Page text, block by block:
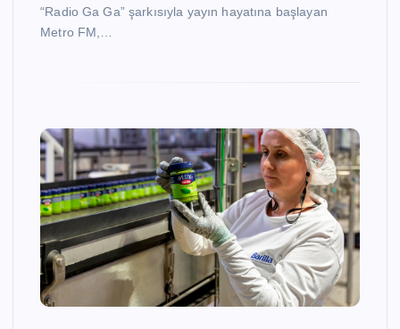
“Radio Ga Ga” şarkısıyla yayın hayatına başlayan
Metro FM,…